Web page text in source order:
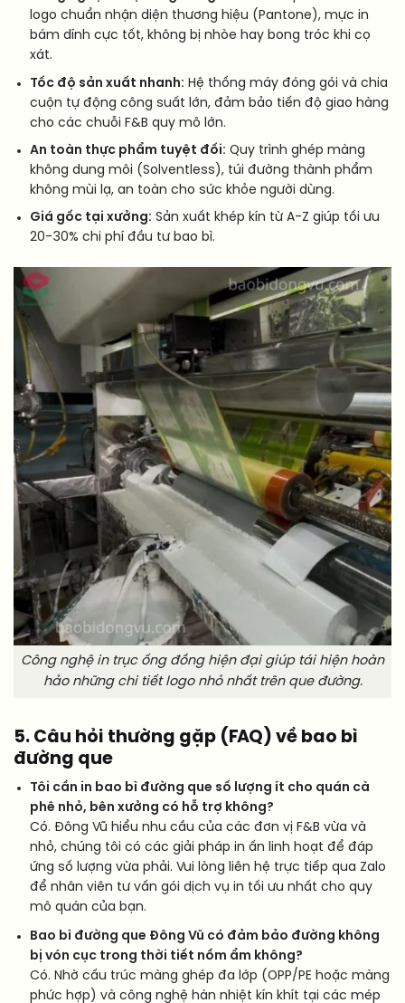
logo chuẩn nhận diện thương hiệu (Pantone), mực in
bám dính cực tốt, không bị nhòe hay bong tróc khi cọ
xát.
Tốc độ sản xuất nhanh: Hệ thống máy đóng gói và chia
cuộn tự động công suất lớn, đảm bảo tiến độ giao hàng
cho các chuỗi F&B quy mô lớn.
An toàn thực phẩm tuyệt đối: Quy trình ghép màng
không dung môi (Solventless), túi đường thành phẩm
không mùi lạ, an toàn cho sức khỏe người dùng.
Giá gốc tại xưởng: Sản xuất khép kín từ A-Z giúp tối ưu
20-30% chi phí đầu tư bao bì.
Công nghệ in trục ống đồng hiện đại giúp tái hiện hoàn
hảo những chi tiết logo nhỏ nhất trên que đường.
5. Câu hỏi thường gặp (FAQ) về bao bì
đường que
Tôi cần in bao bì đường que số lượng ít cho quán cà
phê nhỏ, bên xưởng có hỗ trợ không?
Có. Đông Vũ hiểu nhu cầu của các đơn vị F&B vừa và
nhỏ, chúng tôi có các giải pháp in ấn linh hoạt để đáp
ứng số lượng vừa phải. Vui lòng liên hệ trực tiếp qua Zalo
để nhân viên tư vấn gói dịch vụ in tối ưu nhất cho quy
mô quán của bạn.
Bao bì đường que Đông Vũ có đảm bảo đường không
bị vón cục trong thời tiết nồm ẩm không?
Có. Nhờ cấu trúc màng ghép đa lớp (OPP/PE hoặc màng
phức hợp) và công nghệ hàn nhiệt kín khít tại các mép